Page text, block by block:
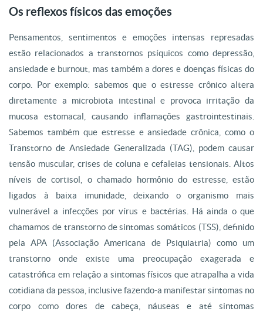
Os reflexos físicos das emoções
Pensamentos, sentimentos e emoções intensas represadas
estão relacionados a transtornos psíquicos como depressão,
ansiedade e burnout, mas também a dores e doenças físicas do
corpo. Por exemplo: sabemos que o estresse crônico altera
diretamente a microbiota intestinal e provoca irritação da
mucosa estomacal, causando inflamações gastrointestinais.
Sabemos também que estresse e ansiedade crônica, como o
Transtorno de Ansiedade Generalizada (TAG), podem causar
tensão muscular, crises de coluna e cefaleias tensionais. Altos
níveis de cortisol, o chamado hormônio do estresse, estão
ligados à baixa imunidade, deixando o organismo mais
vulnerável a infecções por vírus e bactérias. Há ainda o que
chamamos de transtorno de sintomas somáticos (TSS), definido
pela APA (Associação Americana de Psiquiatria) como um
transtorno onde existe uma preocupação exagerada e
catastrófica em relação a sintomas físicos que atrapalha a vida
cotidiana da pessoa, inclusive fazendo-a manifestar sintomas no
corpo como dores de cabeça, náuseas e até sintomas